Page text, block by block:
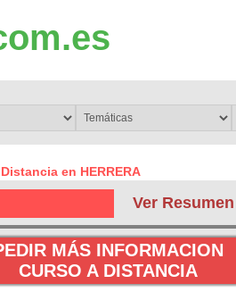
en HERRERA
Ver Resumen
MÁS INFORMACION
CURSO A DISTANCIA